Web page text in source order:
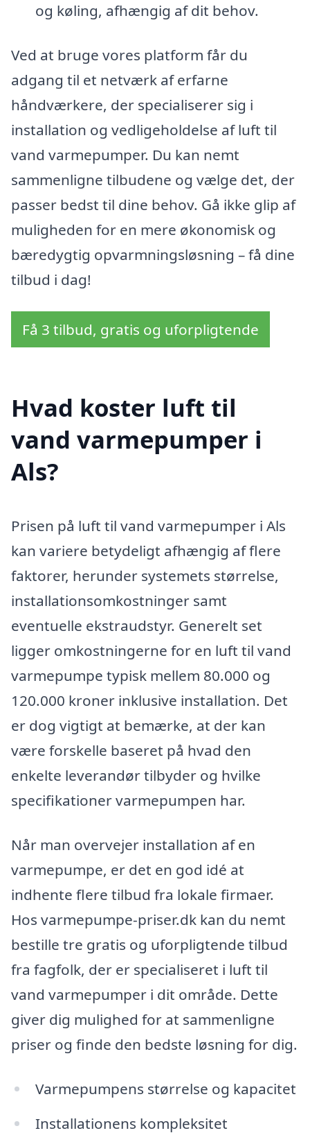
og køling, afhængig af dit behov.
Ved at bruge vores platform får du
adgang til et netværk af erfarne
håndværkere, der specialiserer sig i
installation og vedligeholdelse af luft til
vand varmepumper. Du kan nemt
sammenligne tilbudene og vælge det, der
passer bedst til dine behov. Gå ikke glip af
muligheden for en mere økonomisk og
bæredygtig opvarmningsløsning – få dine
tilbud i dag!
Få 3 tilbud, gratis og uforpligtende
Hvad koster luft til
vand varmepumper i
Als?
Prisen på luft til vand varmepumper i Als
kan variere betydeligt afhængig af flere
faktorer, herunder systemets størrelse,
installationsomkostninger samt
eventuelle ekstraudstyr. Generelt set
ligger omkostningerne for en luft til vand
varmepumpe typisk mellem 80.000 og
120.000 kroner inklusive installation. Det
er dog vigtigt at bemærke, at der kan
være forskelle baseret på hvad den
enkelte leverandør tilbyder og hvilke
specifikationer varmepumpen har.
Når man overvejer installation af en
varmepumpe, er det en god idé at
indhente flere tilbud fra lokale firmaer.
Hos varmepumpe-priser.dk kan du nemt
bestille tre gratis og uforpligtende tilbud
fra fagfolk, der er specialiseret i luft til
vand varmepumper i dit område. Dette
giver dig mulighed for at sammenligne
priser og finde den bedste løsning for dig.
Varmepumpens størrelse og kapacitet
Installationens kompleksitet